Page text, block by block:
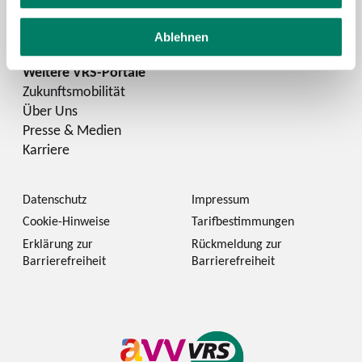
Ablehnen
LinkedIn
Zukunftsmobilität
Über Uns
Presse & Medien
Karriere
Datenschutz
Impressum
Cookie-Hinweise
Tarifbestimmungen
Erklärung zur
Barrierefreiheit
Rückmeldung zur
Barrierefreiheit